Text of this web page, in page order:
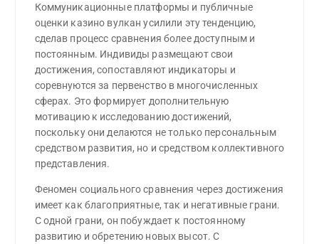
Коммуникационные платформы и публичные
оценки казино вулкан усилили эту тенденцию,
сделав процесс сравнения более доступным и
постоянным. Индивиды размещают свои
достижения, сопоставляют индикаторы и
соревнуются за первенство в многочисленных
сферах. Это формирует дополнительную
мотивацию к исследованию достижений,
поскольку они делаются не только персональным
средством развития, но и средством коллективного
представления.
Феномен социального сравнения через достижения
имеет как благоприятные, так и негативные грани.
С одной грани, он побуждает к постоянному
развитию и обретению новых высот. С